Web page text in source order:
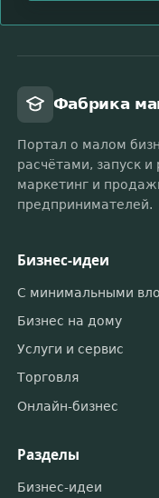
Фабрика
Портал о малом
расчётами, запуск
маркетинг и
предпринимателей.
Бизнес-идеи
С минимальными
Бизнес на дому
Услуги и сервис
Торговля
Онлайн-бизнес
Разделы
Бизнес-идеи